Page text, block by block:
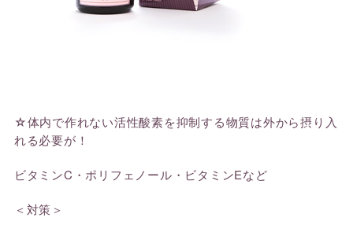
☆体内で作れない活性酸素を抑制する物質は外から摂り入
れる必要が！
ビタミンC・ポリフェノール・ビタミンEなど
＜対策＞